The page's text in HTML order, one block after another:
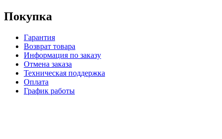
Покупка
Гарантия
Возврат товара
Информация по заказу
Отмена заказа
Техническая поддержка
Оплата
График работы